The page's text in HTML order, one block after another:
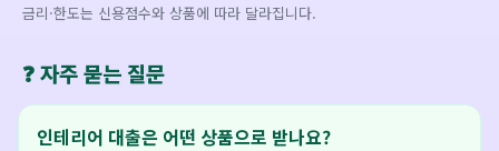
금리·한도는 신용점수와 상품에 따라 달라집니다.
❓ 자주 묻는 질문
인테리어 대출은 어떤 상품으로 받나요?